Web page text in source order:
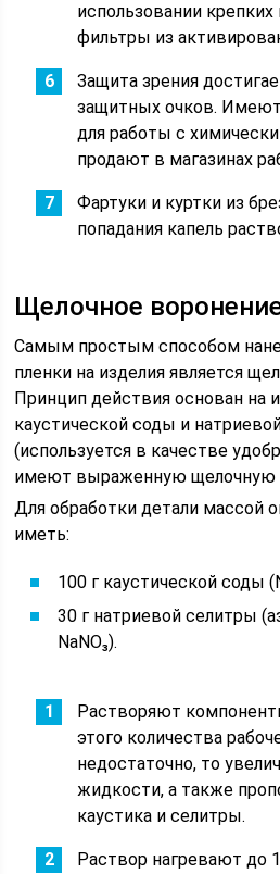
использовании
фильтры из
Защита зрения
защитных очков.
для работы с
продают в магазинах
Фартуки и куртки из
попадания капель
Щелочное
Самым простым способом
пленки на изделия является
Принцип действия основан на
каустической соды и
(используется в качестве
имеют выраженную щелочную
Для обработки детали массой
иметь:
100 г каустической соды
30 г натриевой селитры
NaNO₃).
Растворяют
этого количества
недостаточно, то
жидкости, а также
каустика и селитры.
Раствор нагревают до